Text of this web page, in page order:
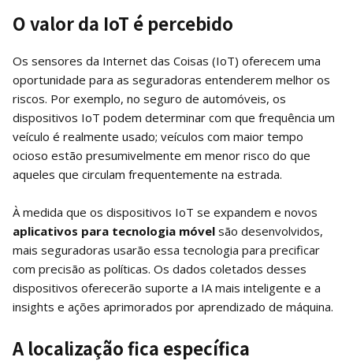
O valor da IoT é percebido
Os sensores da Internet das Coisas (IoT) oferecem uma
oportunidade para as seguradoras entenderem melhor os
riscos. Por exemplo, no seguro de automóveis, os
dispositivos IoT podem determinar com que frequência um
veículo é realmente usado; veículos com maior tempo
ocioso estão presumivelmente em menor risco do que
aqueles que circulam frequentemente na estrada.
À medida que os dispositivos IoT se expandem e novos
aplicativos para tecnologia móvel são desenvolvidos,
mais seguradoras usarão essa tecnologia para precificar
com precisão as políticas. Os dados coletados desses
dispositivos oferecerão suporte a IA mais inteligente e a
insights e ações aprimorados por aprendizado de máquina.
A localização fica específica